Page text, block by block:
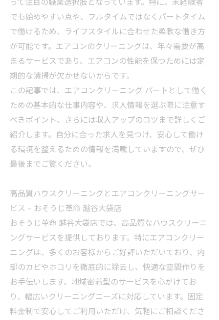
でも始めやすい点や、フルタイムではなくパートタイム
で働けるため、ライフスタイルに合わせた柔軟な働き方
が可能です。エアコンのクリーニングは、年々需要が高
まるサービスであり、エアコンの性能を保つためには定
期的な清掃が欠かせないからです。
この記事では、エアコンクリーニング パートとして働く
ための基本的な仕事内容や、求人情報を選ぶ際に注意す
べきポイント、さらには収入アップのコツまで詳しくご
紹介します。自分に合った求人を見つけ、安心して働け
る環境を整えるための情報を満載していますので、ぜひ
最後までご覧ください。
高品質ハウスクリーニングとエアコンクリーニングサー
ビス – おそうじ革命 越谷大袋店
おそうじ革命 越谷大袋店では、高品質なハウスクリーニ
ングサービスを提供しております。特にエアコンクリー
ニングは、多くのお客様からご好評いただいており、内
部のカビやホコリを徹底的に除去し、快適な空間作りを
お手伝いします。地域密着型のサービスを心がけてお
り、幅広いクリーニングニーズに対応しています。固定
料金制で安心してご利用いただけ、気軽にご相談くださ